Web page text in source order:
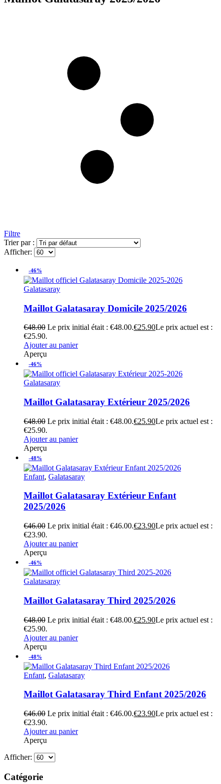
Filtre
Trier par :
Afficher:
-46%
Galatasaray
Maillot Galatasaray Domicile 2025/2026
€48.00 Le prix initial était : €48.00.€25.90Le prix actuel est :
€25.90.
Ajouter au panier
Aperçu
-46%
Galatasaray
Maillot Galatasaray Extérieur 2025/2026
€48.00 Le prix initial était : €48.00.€25.90Le prix actuel est :
€25.90.
Ajouter au panier
Aperçu
-48%
Enfant, Galatasaray
Maillot Galatasaray Extérieur Enfant
2025/2026
€46.00 Le prix initial était : €46.00.€23.90Le prix actuel est :
€23.90.
Ajouter au panier
Aperçu
-46%
Galatasaray
Maillot Galatasaray Third 2025/2026
€48.00 Le prix initial était : €48.00.€25.90Le prix actuel est :
€25.90.
Ajouter au panier
Aperçu
-48%
Enfant, Galatasaray
Maillot Galatasaray Third Enfant 2025/2026
€46.00 Le prix initial était : €46.00.€23.90Le prix actuel est :
€23.90.
Ajouter au panier
Aperçu
Afficher:
Catégorie